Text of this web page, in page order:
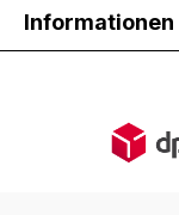
Informationen